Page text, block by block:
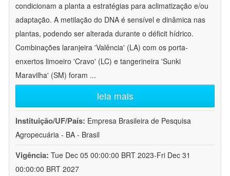
condicionam a planta a estratégias para aclimatização e/ou
adaptação. A metilação do DNA é sensível e dinâmica nas
plantas, podendo ser alterada durante o déficit hídrico.
Combinações laranjeira 'Valência' (LA) com os porta-
enxertos limoeiro 'Cravo' (LC) e tangerineira 'Sunki
Maravilha' (SM) foram ...
leia mais
Instituição/UF/País: Empresa Brasileira de Pesquisa
Agropecuária - BA - Brasil
Vigência: Tue Dec 05 00:00:00 BRT 2023-Fri Dec 31
00:00:00 BRT 2027